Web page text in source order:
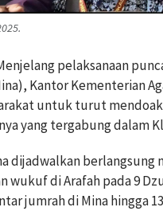
pelaksanaan
Kantor Kementerian
untuk turut
yang tergabung dalam
dijadwalkan berlangsung
wukuf di Arafah pada 9
jumrah di Mina hingga